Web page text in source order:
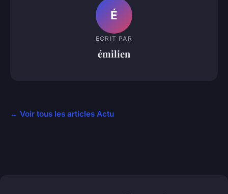
É
ECRIT PAR
émilien
← Voir tous les articles Actu